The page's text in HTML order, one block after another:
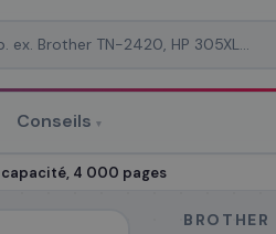
Conseils ▾
capacité, 4 000 pages
BROTHER